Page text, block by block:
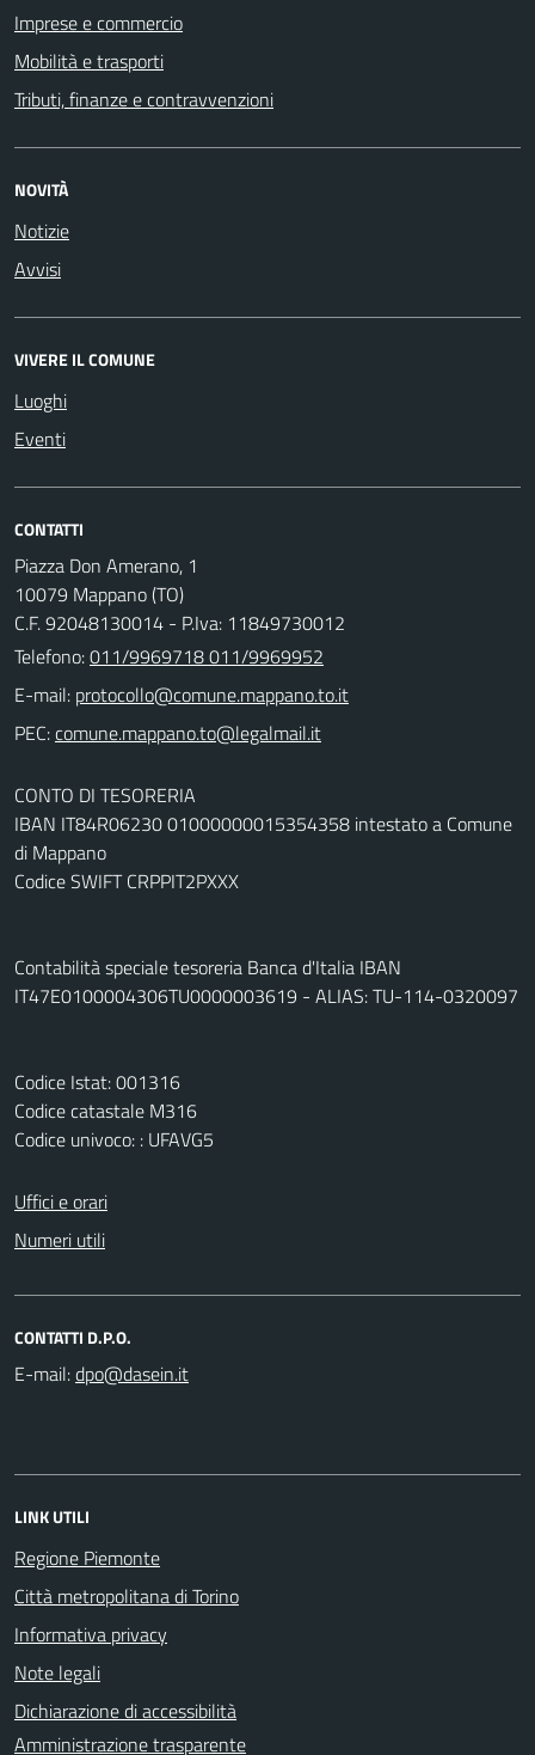
Imprese e commercio
Mobilità e trasporti
Tributi, finanze e contravvenzioni
NOVITÀ
Notizie
Avvisi
VIVERE IL COMUNE
Luoghi
Eventi
CONTATTI
Piazza Don Amerano, 1
10079 Mappano (TO)
C.F. 92048130014 - P.Iva: 11849730012
Telefono:011/9969718 011/9969952
E-mail:
PEC:
CONTO DI TESORERIA
IBAN IT84R06230 01000000015354358 intestato a Comune
di Mappano
Codice SWIFT CRPPIT2PXXX
Contabilità speciale tesoreria Banca d'Italia IBAN
IT47E0100004306TU0000003619 - ALIAS: TU-114-0320097
Codice Istat: 001316
Codice catastale M316
Codice univoco: : UFAVG5
Uffici e orari
Numeri utili
CONTATTI D.P.O.
E-mail:
LINK UTILI
Regione Piemonte
Città metropolitana di Torino
Informativa privacy
Note legali
Dichiarazione di accessibilità
Amministrazione trasparente